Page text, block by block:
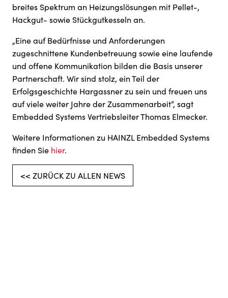
breites Spektrum an Heizungslösungen mit Pellet-,
Hackgut- sowie Stückgutkesseln an.
„Eine auf Bedürfnisse und Anforderungen
zugeschnittene Kundenbetreuung sowie eine laufende
und offene Kommunikation bilden die Basis unserer
Partnerschaft. Wir sind stolz, ein Teil der
Erfolgsgeschichte Hargassner zu sein und freuen uns
auf viele weiter Jahre der Zusammenarbeit“, sagt
Embedded Systems Vertriebsleiter Thomas Elmecker.
Weitere Informationen zu HAINZL Embedded Systems
finden Sie hier.
<< ZURÜCK ZU ALLEN NEWS